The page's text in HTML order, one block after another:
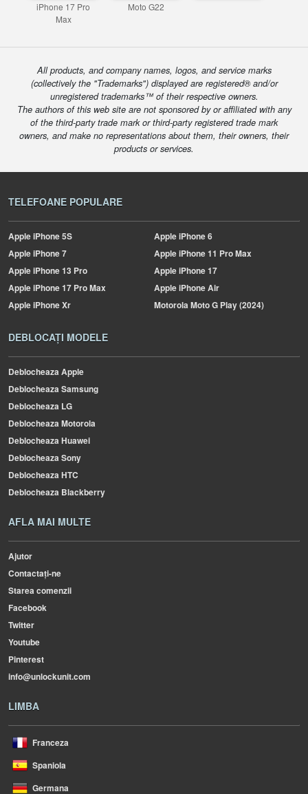
iPhone 17 Pro
Max
Moto G22
All products, and company names, logos, and service marks
(collectively the "Trademarks") displayed are registered® and/or
unregistered trademarks™ of their respective owners.
The authors of this web site are not sponsored by or affiliated with any
of the third-party trade mark or third-party registered trade mark
owners, and make no representations about them, their owners, their
products or services.
TELEFOANE POPULARE
AppleiPhone 5S AppleiPhone 6
AppleiPhone 7 AppleiPhone 11 Pro Max
AppleiPhone 13 Pro AppleiPhone 17
AppleiPhone 17 Pro Max AppleiPhone Air
AppleiPhone Xr MotorolaMoto G Play (2024)
DEBLOCAȚI MODELE
Deblocheaza Apple
Deblocheaza Samsung
Deblocheaza LG
Deblocheaza Motorola
Deblocheaza Huawei
Deblocheaza Sony
Deblocheaza HTC
Deblocheaza Blackberry
AFLA MAI MULTE
Ajutor
Contactați-ne
Starea comenzii
Facebook
Twitter
Youtube
Pinterest
info@unlockunit.com
LIMBA
Franceza
Spaniola
Germana